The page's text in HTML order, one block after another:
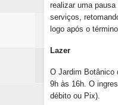
realizar uma
serviços,
logo após o
Lazer
O Jardim Botânico
9h às 16h. O
débito ou Pix).